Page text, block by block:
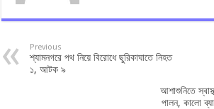
Previous
শ্যামনগরে পথ নিয়ে বিরোধে ছুরিকাঘাতে নিহত
১, আটক ৯
আশাশুনিতে
পালন, কালো